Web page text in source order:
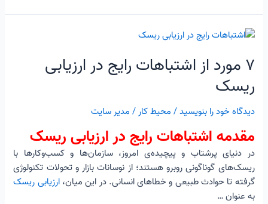
۷ مورد از اشتباهات رایج در ارزیابی
ریسک
دیدگاه‌ خود را بنویسید/ محیط کار/ مدیر سایت
مقدمه اشتباهات رایج در ارزیابی ریسک
در دنیای پرشتاب و پیچیده‌ی امروز، سازمان‌ها و کسب‌وکارها با
ریسک‌های گوناگونی روبرو هستند؛ از نوسانات بازار و تحولات تکنولوژی
گرفته تا حوادث طبیعی و خطاهای انسانی. در این میان،ارزیابی ریسک
به عنوان …
۷
از
اشتباهات
رایج
در
ارزیابی
ریسک